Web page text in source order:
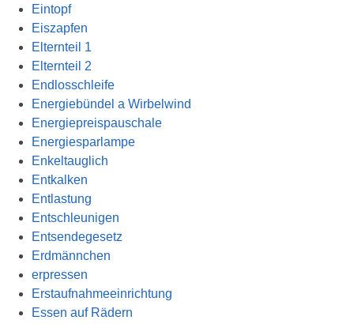
Eintopf
Eiszapfen
Elternteil 1
Elternteil 2
Endlosschleife
Energiebündel a Wirbelwind
Energiepreispauschale
Energiesparlampe
Enkeltauglich
Entkalken
Entlastung
Entschleunigen
Entsendegesetz
Erdmännchen
erpressen
Erstaufnahmeeinrichtung
Essen auf Rädern